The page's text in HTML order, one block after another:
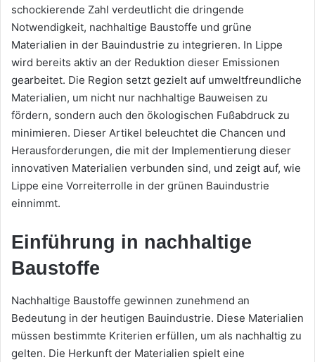
schockierende Zahl verdeutlicht die dringende
Notwendigkeit, nachhaltige Baustoffe und grüne
Materialien in der Bauindustrie zu integrieren. In Lippe
wird bereits aktiv an der Reduktion dieser Emissionen
gearbeitet. Die Region setzt gezielt auf umweltfreundliche
Materialien, um nicht nur nachhaltige Bauweisen zu
fördern, sondern auch den ökologischen Fußabdruck zu
minimieren. Dieser Artikel beleuchtet die Chancen und
Herausforderungen, die mit der Implementierung dieser
innovativen Materialien verbunden sind, und zeigt auf, wie
Lippe eine Vorreiterrolle in der grünen Bauindustrie
einnimmt.
Einführung in nachhaltige
Baustoffe
Nachhaltige Baustoffe gewinnen zunehmend an
Bedeutung in der heutigen Bauindustrie. Diese Materialien
müssen bestimmte Kriterien erfüllen, um als nachhaltig zu
gelten. Die Herkunft der Materialien spielt eine